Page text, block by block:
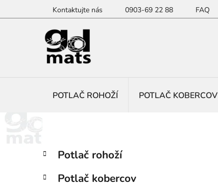
na
Kontaktujte nás 0903-69 22 88 FAQ
POTLAČ ROHOŽÍ POTLAČ KOBERCOV
B
č
Preskočiť
kategórie
K
a
e
Potlač rohoží
Potlač kobercov